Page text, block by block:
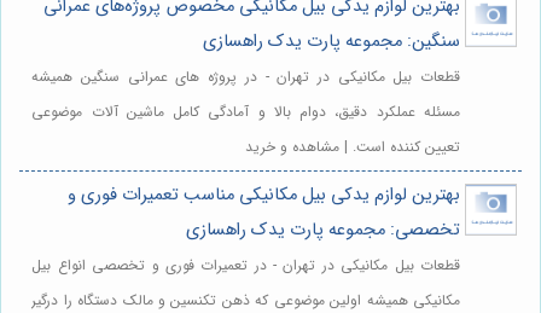
بهترین لوازم یدکی بیل مکانیکی مخصوص پروژه‌های عمرانی
سنگین: مجموعه پارت یدک راهسازی
قطعات بیل مکانیکی در تهران - در پروژه های عمرانی سنگین همیشه
مسئله عملکرد دقیق، دوام بالا و آمادگی کامل ماشین آلات موضوعی
تعیین کننده است. | مشاهده و خرید
بهترین لوازم یدکی بیل مکانیکی مناسب تعمیرات فوری و
تخصصی: مجموعه پارت یدک راهسازی
قطعات بیل مکانیکی در تهران - در تعمیرات فوری و تخصصی انواع بیل
مکانیکی همیشه اولین موضوعی که ذهن تکنسین و مالک دستگاه را درگیر